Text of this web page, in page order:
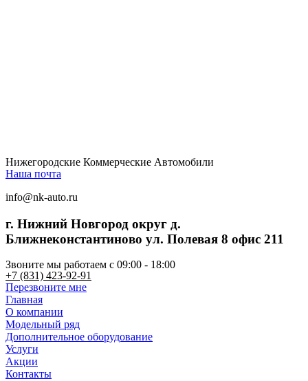
Нижегородские Коммерческие Автомобили
Наша почта
info@nk-auto.ru
г. Нижний Новгород округ д.
Ближнеконстантиново ул. Полевая 8 офис 211
Звоните мы работаем c 09:00 - 18:00
+7 (831) 423-92-91
Перезвоните мне
Главная
О компании
Модельный ряд
Дополнительное оборудование
Услуги
Акции
Контакты